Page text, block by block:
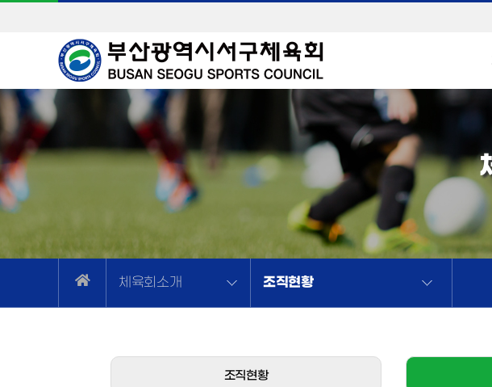
체육회소개 조직현황
조직현황